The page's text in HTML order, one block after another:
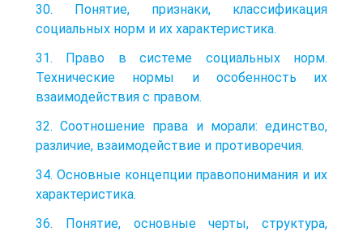
30. Понятие, признаки, классификация
социальных норм и их характеристика.
31. Право в системе социальных норм.
Технические нормы и особенность их
взаимодействия с правом.
32. Соотношение права и морали: единство,
различие, взаимодействие и противоречия.
34. Основные концепции правопонимания и их
характеристика.
36. Понятие, основные черты, структура,